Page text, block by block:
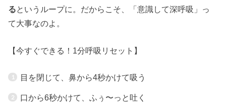
るというループに。だからこそ、「意識して深呼吸」っ
て大事なのよ。
【今すぐできる！1分呼吸リセット】
目を閉じて、鼻から4秒かけて吸う
口から6秒かけて、ふぅ〜っと吐く